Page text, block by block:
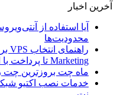
آخرین اخبار
آیا استفاده از
محدودیت‌ها
Marketing تا پرداخت با ارز دیجیتال
ماه چت بروزترین چت
خدمات نصب اکتیو